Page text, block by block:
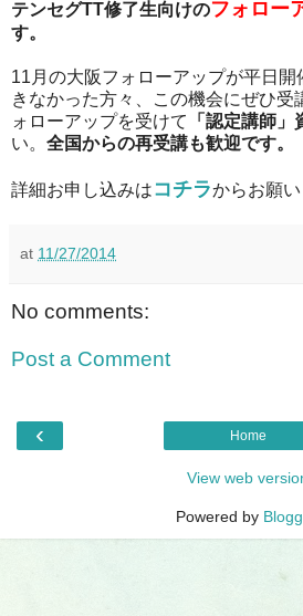
テンセグTT修了生向けのフォロー
す。
11月の大阪フォローアップが平日
きなかった方々、この機会にぜひ受
ォローアップを受けて
「認定講師
い。 全国からの再受講も歓迎です。
詳細お申し込みはコチラからお願い
at 11/27/2014
No comments:
Post a Comment
‹ Home
View web
Powered by